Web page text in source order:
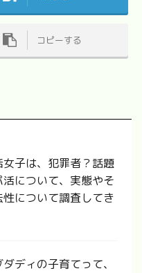
コピーする
女子は、犯罪者？話題
活について、実態やそ
性について調査してき
ディの子育てって、